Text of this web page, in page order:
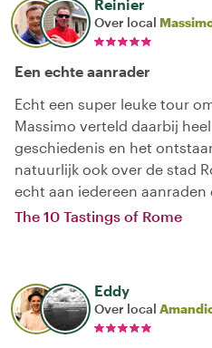
Reinier
Over local
Een echte aanrader
Echt een super leuke tour
Massimo verteld daarbij
geschiedenis en het
natuurlijk ook over de stad
echt aan iedereen aanraden
The 10 Tastings of Rome
Eddy
Over local